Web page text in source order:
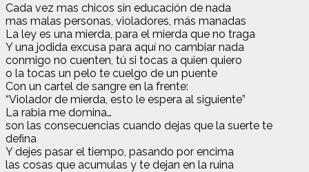
Cada vez mas chicos sin educación de nada
mas malas personas, violadores, más manadas
La ley es una mierda, para el mierda que no traga
Y una jodida excusa para aquí no cambiar nada
conmigo no cuenten, tú si tocas a quien quiero
o la tocas un pelo te cuelgo de un puente
Con un cartel de sangre en la frente:
“Violador de mierda, esto le espera al siguiente”
La rabia me domina…
son las consecuencias cuando dejas que la suerte te
defina
Y dejes pasar el tiempo, pasando por encima
las cosas que acumulas y te dejan en la ruina